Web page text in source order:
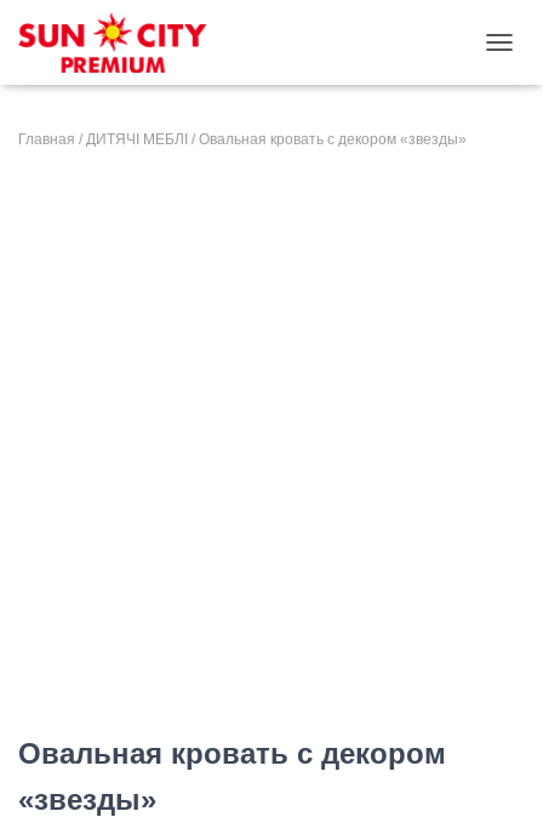
Главная / ДИТЯЧІ МЕБЛІ / Овальная кровать с декором «звезды»
Овальная кровать с декором
«звезды»